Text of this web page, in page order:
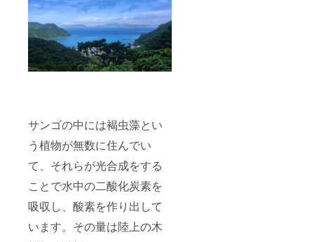
サンゴの中には褐虫藻とい
う植物が無数に住んでい
て、それらが光合成をする
ことで水中の二酸化炭素を
吸収し、酸素を作り出して
います。その量は陸上の木